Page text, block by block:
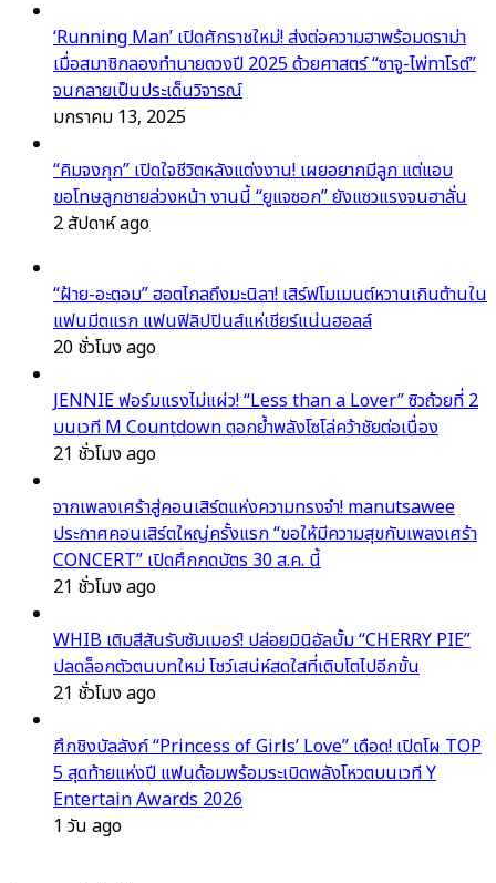
‘Running Man’ เปิดศักราชใหม่! ส่งต่อความฮาพร้อมดราม่า
เมื่อสมาชิกลองทำนายดวงปี 2025 ด้วยศาสตร์ “ซาจู-ไพ่ทาโรต์”
จนกลายเป็นประเด็นวิจารณ์
มกราคม 13, 2025
“คิมจงกุก” เปิดใจชีวิตหลังแต่งงาน! เผยอยากมีลูก แต่แอบ
ขอโทษลูกชายล่วงหน้า งานนี้ “ยูแจซอก” ยังแซวแรงจนฮาลั่น
2 สัปดาห์ ago
“ฝ้าย-อะตอม” ฮอตไกลถึงมะนิลา! เสิร์ฟโมเมนต์หวานเกินต้านใน
แฟนมีตแรก แฟนฟิลิปปินส์แห่เชียร์แน่นฮอลล์
20 ชั่วโมง ago
JENNIE ฟอร์มแรงไม่แผ่ว! “Less than a Lover” ซิวถ้วยที่ 2
บนเวที M Countdown ตอกย้ำพลังโซโล่คว้าชัยต่อเนื่อง
21 ชั่วโมง ago
จากเพลงเศร้าสู่คอนเสิร์ตแห่งความทรงจำ! manutsawee
ประกาศคอนเสิร์ตใหญ่ครั้งแรก “ขอให้มีความสุขกับเพลงเศร้า
CONCERT” เปิดศึกกดบัตร 30 ส.ค. นี้
21 ชั่วโมง ago
WHIB เติมสีสันรับซัมเมอร์! ปล่อยมินิอัลบั้ม “CHERRY PIE”
ปลดล็อกตัวตนบทใหม่ โชว์เสน่ห์สดใสที่เติบโตไปอีกขั้น
21 ชั่วโมง ago
ศึกชิงบัลลังก์ “Princess of Girls’ Love” เดือด! เปิดโผ TOP
5 สุดท้ายแห่งปี แฟนด้อมพร้อมระเบิดพลังโหวตบนเวที Y
Entertain Awards 2026
1 วัน ago